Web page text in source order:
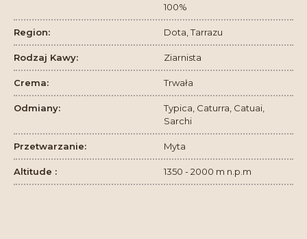
100%
Region: Dota, Tarrazu
Rodzaj Kawy: Ziarnista
Crema: Trwała
Odmiany:
Typica, Caturra, Catuai,
Sarchi
Przetwarzanie: Myta
Altitude : 1350 - 2000 m n.p.m